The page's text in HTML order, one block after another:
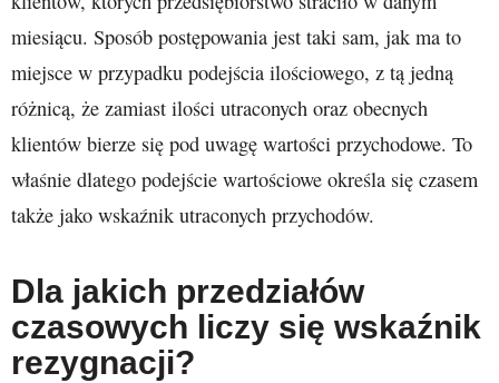
miesiącu. Sposób postępowania jest taki sam, jak ma to
miejsce w przypadku podejścia ilościowego, z tą jedną
różnicą, że zamiast ilości utraconych oraz obecnych
klientów bierze się pod uwagę wartości przychodowe. To
właśnie dlatego podejście wartościowe określa się czasem
także jako wskaźnik utraconych przychodów.
Dla jakich przedziałów
czasowych liczy się wskaźnik
rezygnacji?